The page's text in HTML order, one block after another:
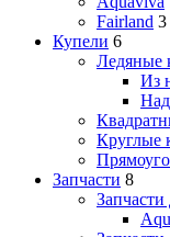
Fairland 3
Купели 6
Ледяные
Из
Круглые
Запчасти 8